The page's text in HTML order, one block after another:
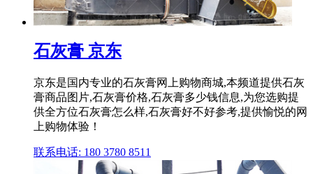
石灰膏 京东
京东是国内专业的石灰膏网上购物商城,本频道提供石灰
膏商品图片,石灰膏价格,石灰膏多少钱信息,为您选购提
供全方位石灰膏怎么样,石灰膏好不好参考,提供愉悦的网
上购物体验！
联系电话: 180 3780 8511